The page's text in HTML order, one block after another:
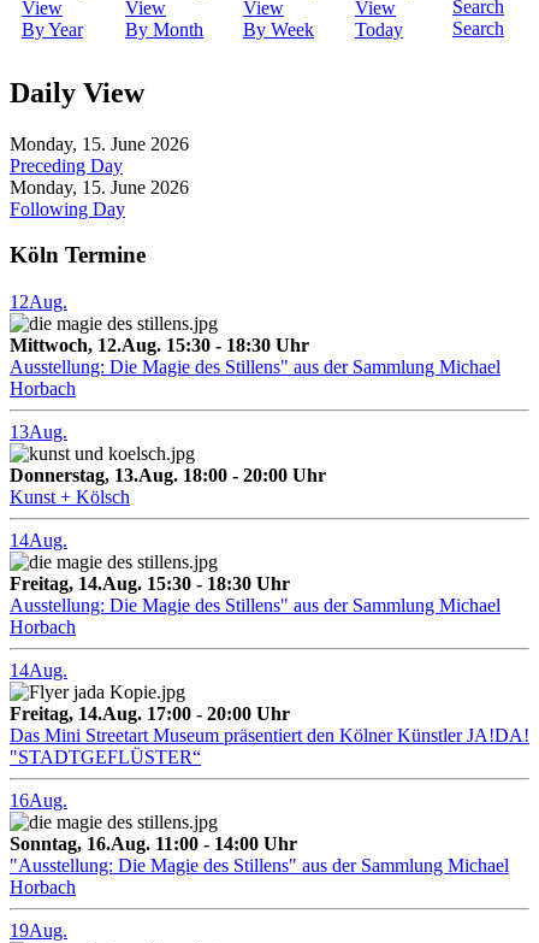
By Year By Month By Week Today Search
Daily View
Monday, 15. June 2026
Preceding Day
Monday, 15. June 2026
Following Day
Köln Termine
12Aug.
Mittwoch, 12.Aug. 15:30 - 18:30 Uhr
Ausstellung: Die Magie des Stillens" aus der Sammlung Michael
Horbach
13Aug.
Donnerstag, 13.Aug. 18:00 - 20:00 Uhr
Kunst + Kölsch
14Aug.
Freitag, 14.Aug. 15:30 - 18:30 Uhr
Ausstellung: Die Magie des Stillens" aus der Sammlung Michael
Horbach
14Aug.
Freitag, 14.Aug. 17:00 - 20:00 Uhr
Das Mini Streetart Museum präsentiert den Kölner Künstler JA!DA!
"STADTGEFLÜSTER“
16Aug.
Sonntag, 16.Aug. 11:00 - 14:00 Uhr
"Ausstellung: Die Magie des Stillens" aus der Sammlung Michael
Horbach
19Aug.